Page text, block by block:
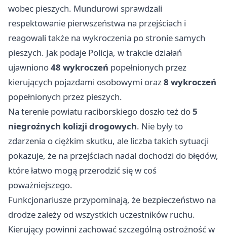
wobec pieszych. Mundurowi sprawdzali
respektowanie pierwszeństwa na przejściach i
reagowali także na wykroczenia po stronie samych
pieszych. Jak podaje Policja, w trakcie działań
ujawniono48 wykroczeń popełnionych przez
kierujących pojazdami osobowymi oraz8 wykroczeń
popełnionych przez pieszych.
Na terenie powiatu raciborskiego doszło też do5
niegroźnych kolizji drogowych. Nie były to
zdarzenia o ciężkim skutku, ale liczba takich sytuacji
pokazuje, że na przejściach nadal dochodzi do błędów,
które łatwo mogą przerodzić się w coś
poważniejszego.
Funkcjonariusze przypominają, że bezpieczeństwo na
drodze zależy od wszystkich uczestników ruchu.
Kierujący powinni zachować szczególną ostrożność w